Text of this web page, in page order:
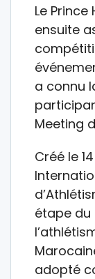
Le Prince
ensuite
a connu
Meeting
Créé le
étape du
adopté